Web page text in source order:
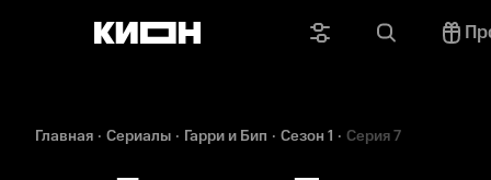
Главная Сериалы Гарри и Бип Сезон 1 Серия 7